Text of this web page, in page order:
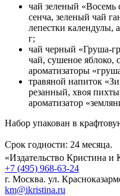
чай зеленый
сенча, зеленый чай
лепестки календулы,
г;
чай черный «Груша-
чай, сушеное яблоко,
ароматизаторы
травяной напиток
резанный, хвоя
ароматизатор
Набор упакован в
Срок годности: 24 месяца.
«Издательство Кристина и
+7 (495) 968-63-24
г. Москва. ул.
km@ikristina.ru